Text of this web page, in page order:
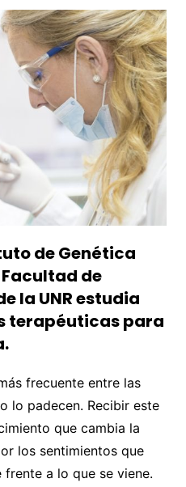
de Genética
de
la UNR estudia
terapéuticas para
frecuente entre las
lo padecen. Recibir este
que cambia la
los sentimientos que
a lo que se viene.